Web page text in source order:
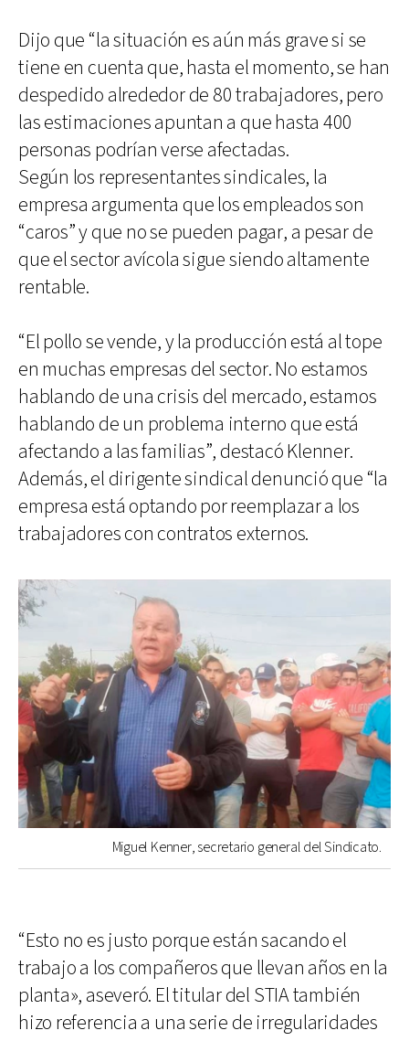
Dijo que “la situación es aún más grave si se
tiene en cuenta que, hasta el momento, se han
despedido alrededor de 80 trabajadores, pero
las estimaciones apuntan a que hasta 400
personas podrían verse afectadas.
Según los representantes sindicales, la
empresa argumenta que los empleados son
“caros” y que no se pueden pagar, a pesar de
que el sector avícola sigue siendo altamente
rentable.
“El pollo se vende, y la producción está al tope
en muchas empresas del sector. No estamos
hablando de una crisis del mercado, estamos
hablando de un problema interno que está
afectando a las familias”, destacó Klenner.
Además, el dirigente sindical denunció que “la
empresa está optando por reemplazar a los
trabajadores con contratos externos.
Miguel Kenner, secretario general del Sindicato.
“Esto no es justo porque están sacando el
trabajo a los compañeros que llevan años en la
planta», aseveró. El titular del STIA también
hizo referencia a una serie de irregularidades